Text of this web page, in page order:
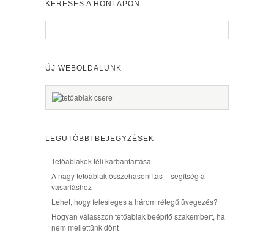
KERESÉS A HONLAPON
ÚJ WEBOLDALUNK
LEGUTÓBBI BEJEGYZÉSEK
Tetőablakok téli karbantartása
A nagy tetőablak összehasonlítás – segítség a
vásárláshoz
Lehet, hogy felesleges a három rétegű üvegezés?
Hogyan válasszon tetőablak beépítő szakembert, ha
nem mellettünk dönt